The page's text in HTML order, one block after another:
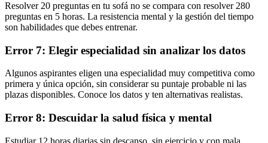
Resolver 20 preguntas en tu sofá no se compara con resolver 280
preguntas en 5 horas. La resistencia mental y la gestión del tiempo
son habilidades que debes entrenar.
Error 7: Elegir especialidad sin analizar los datos
Algunos aspirantes eligen una especialidad muy competitiva como
primera y única opción, sin considerar su puntaje probable ni las
plazas disponibles. Conoce los datos y ten alternativas realistas.
Error 8: Descuidar la salud física y mental
Estudiar 12 horas diarias sin descanso, sin ejercicio y con mala